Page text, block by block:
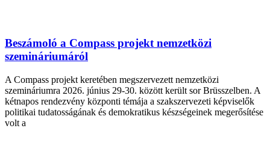
Beszámoló a Compass projekt nemzetközi
szemináriumáról
A Compass projekt keretében megszervezett nemzetközi
szemináriumra 2026. június 29-30. között került sor Brüsszelben. A
kétnapos rendezvény központi témája a szakszervezeti képviselők
politikai tudatosságának és demokratikus készségeinek megerősítése
volt a